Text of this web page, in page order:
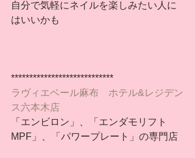
自分で気軽にネイルを楽しみたい人に
はいいかも
****************************
ラヴィエベール麻布　ホテル&レジデン
ス六本木店
「エンビロン」、「エンダモリフト
MPF」、「パワープレート」の専門店